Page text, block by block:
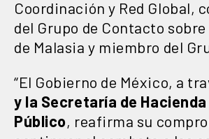
Coordinación y Red Global,
del Grupo de Contacto
de Malasia y miembro del
“El Gobierno de México, a
y la Secretaría de
Público, reafirma su